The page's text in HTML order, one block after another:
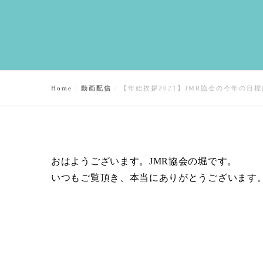
Home 動画配信 【年始挨拶2021】JMR協会の今年の目標
おはようございます。JMR協会の堀です。
いつもご覧頂き、本当にありがとうございます。